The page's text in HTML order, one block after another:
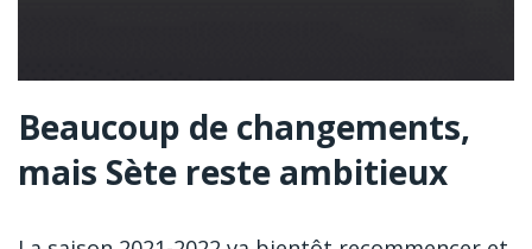
Beaucoup de changements,
mais Sète reste ambitieux